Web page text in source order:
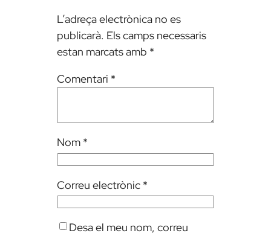
L’adreça electrònica no es
publicarà. Els camps necessaris
estan marcats amb *
Comentari *
Nom *
Correu electrònic *
Desa el meu nom, correu